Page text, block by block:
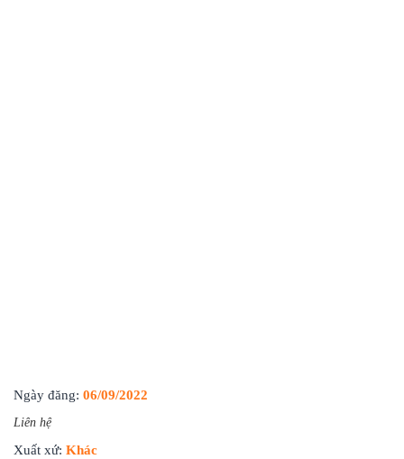
Ngày đăng: 06/09/2022
Liên hệ
Xuất xứ: Khác